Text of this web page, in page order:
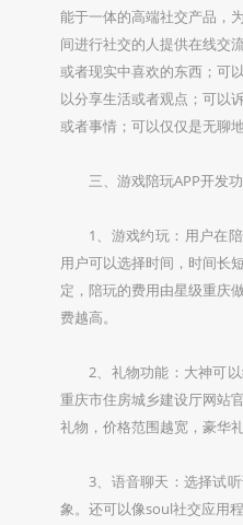
能于一体的高端社交产品，
间进行社交的人提供在线交
或者现实中喜欢的东西；可
以分享生活或者观点；可以
或者事情；可以仅仅是无聊
三、游戏陪玩APP开发功
1、游戏约玩：用户在
用户可以选择时间，时间长
定，陪玩的费用由星级重庆
费越高。
2、礼物功能：大神可
重庆市住房城乡建设厅网站
礼物，价格范围越宽，豪华
3、语音聊天：选择试
象。还可以像soul社交应用